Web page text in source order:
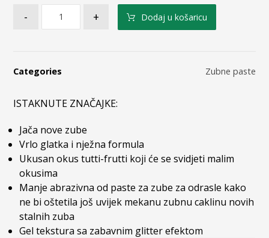
- + Dodaj u košaricu
Categories Zubne paste
ISTAKNUTE ZNAČAJKE:
Jača nove zube
Vrlo glatka i nježna formula
Ukusan okus tutti-frutti koji će se svidjeti malim
okusima
Manje abrazivna od paste za zube za odrasle kako
ne bi oštetila još uvijek mekanu zubnu caklinu novih
stalnih zuba
Gel tekstura sa zabavnim glitter efektom